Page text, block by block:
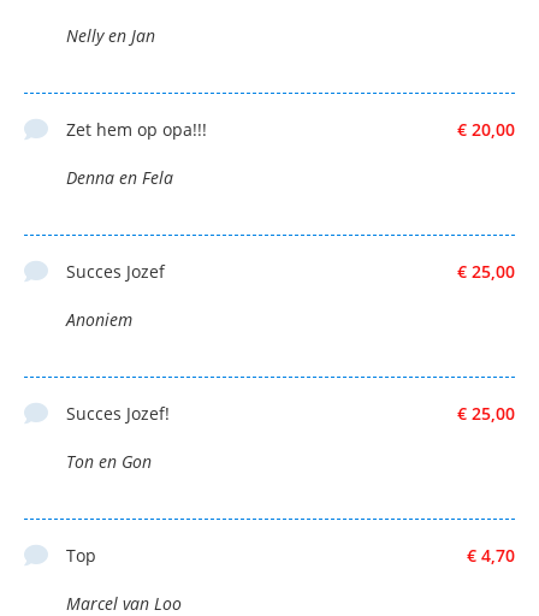
Nelly en Jan
€ 20,00
Zet hem op opa!!!
Denna en Fela
€ 25,00
Succes Jozef
Anoniem
€ 25,00
Succes Jozef!
Ton en Gon
€ 4,70
Top
Marcel van Loo